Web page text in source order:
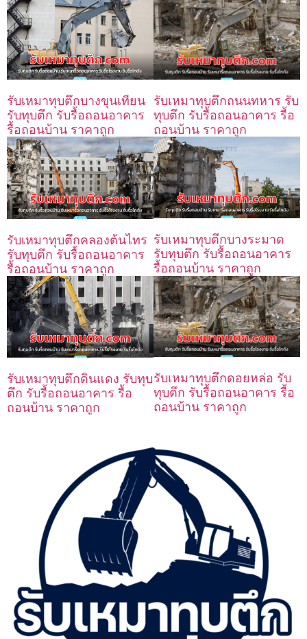
รับเหมาทุบตึกบางขุนเทียน
รับทุบตึก รับรื้อถอนอาคาร
รื้อถอนบ้าน ราคาถูก
รับเหมาทุบตึกถนนทหาร รับ
ทุบตึก รับรื้อถอนอาคาร รื้อ
ถอนบ้าน ราคาถูก
รับเหมาทุบตึกคลองต้นไทร
รับทุบตึก รับรื้อถอนอาคาร
รื้อถอนบ้าน ราคาถูก
รับเหมาทุบตึกบางระมาด
รับทุบตึก รับรื้อถอนอาคาร
รื้อถอนบ้าน ราคาถูก
รับเหมาทุบตึกดินแดง รับทุบ
ตึก รับรื้อถอนอาคาร รื้อ
ถอนบ้าน ราคาถูก
รับเหมาทุบตึกดอยหล่อ รับ
ทุบตึก รับรื้อถอนอาคาร รื้อ
ถอนบ้าน ราคาถูก